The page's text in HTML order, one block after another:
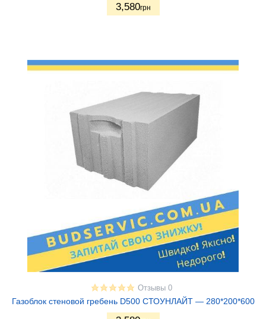
3,580грн
Отзывы 0
Газоблок стеновой гребень D500 СТОУНЛАЙТ — 280*200*600